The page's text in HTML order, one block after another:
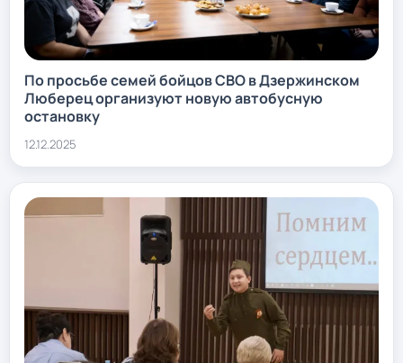
По просьбе семей бойцов СВО в Дзержинском
Люберец организуют новую автобусную
остановку
12.12.2025